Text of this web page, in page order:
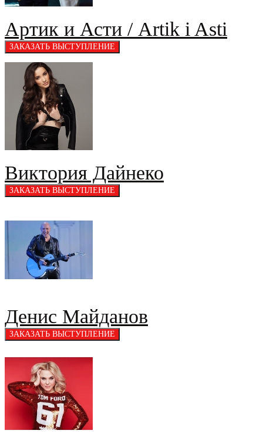
Артик и Асти / Artik i Asti
Виктория Дайнеко
Денис Майданов